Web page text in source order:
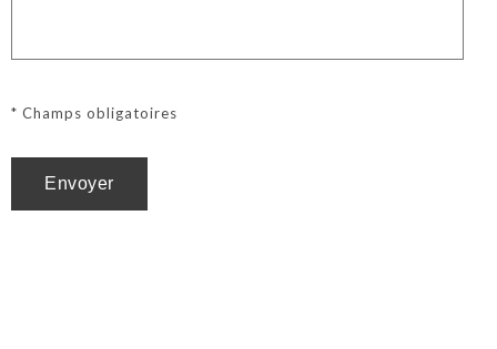
* Champs obligatoires